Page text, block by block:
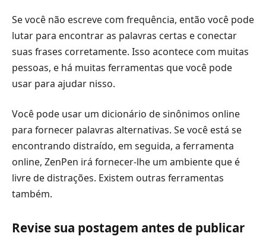
Se você não escreve com frequência, então você pode
lutar para encontrar as palavras certas e conectar
suas frases corretamente. Isso acontece com muitas
pessoas, e há muitas ferramentas que você pode
usar para ajudar nisso.
Você pode usar um dicionário de sinônimos online
para fornecer palavras alternativas. Se você está se
encontrando distraído, em seguida, a ferramenta
online, ZenPen irá fornecer-lhe um ambiente que é
livre de distrações. Existem outras ferramentas
também.
Revise sua postagem antes de publicar